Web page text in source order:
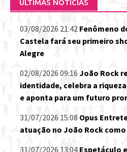
ÚLTIMAS NOTÍCIAS
03/08/2026 21:42 Fenômeno
Castela fará seu primeiro
Alegre
02/08/2026 09:16 João Rock
identidade, celebra a
e aponta para um futuro
31/07/2026 15:08 Opus
atuação no João Rock
31/07/2026 13:04 Espetáculo